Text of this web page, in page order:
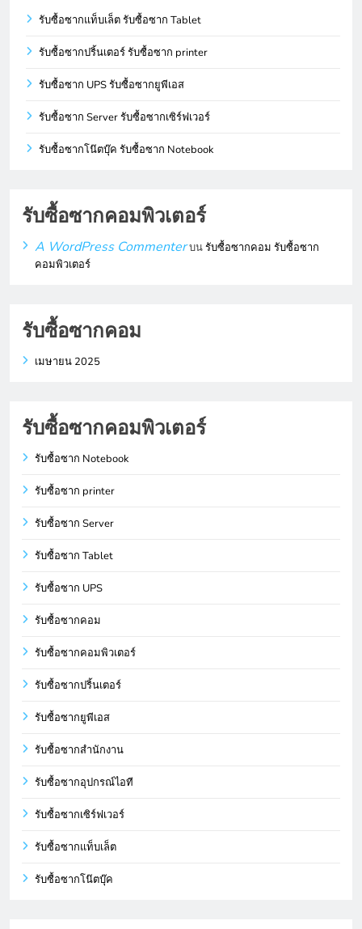
รับซื้อซากแท็บเล็ต รับซื้อซาก Tablet
รับซื้อซากปริ้นเตอร์ รับซื้อซาก printer
รับซื้อซาก UPS รับซื้อซากยูพีเอส
รับซื้อซาก Server รับซื้อซากเซิร์ฟเวอร์
รับซื้อซากโน๊ตบุ๊ค รับซื้อซาก Notebook
รับซื้อซากคอมพิวเตอร์
A WordPress Commenterบนรับซื้อซากคอม รับซื้อซาก
คอมพิวเตอร์
รับซื้อซากคอม
เมษายน 2025
รับซื้อซากคอมพิวเตอร์
รับซื้อซาก Notebook
รับซื้อซาก printer
รับซื้อซาก Server
รับซื้อซาก Tablet
รับซื้อซาก UPS
รับซื้อซากคอม
รับซื้อซากคอมพิวเตอร์
รับซื้อซากปริ้นเตอร์
รับซื้อซากยูพีเอส
รับซื้อซากสำนักงาน
รับซื้อซากอุปกรณ์ไอที
รับซื้อซากเซิร์ฟเวอร์
รับซื้อซากแท็บเล็ต
รับซื้อซากโน๊ตบุ๊ค